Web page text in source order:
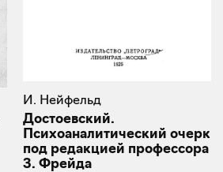
И. Нейфельд
Достоевский.
Психоаналитический очерк
под редакцией профессора
З. Фрейда